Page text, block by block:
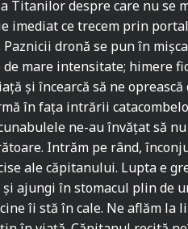
Titanilor despre care nu se
imediat ce trecem prin
dronă se pun în
mare intensitate; himere
și încearcă să ne
în fața intrării
ne-au învățat să
Intrăm pe rând,
ale căpitanului. Lupta e
ajungi în stomacul plin de
îi stă în cale. Ne aflăm la